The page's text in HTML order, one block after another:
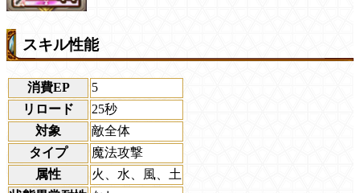
スキル性能
消費EP
5
リロード
25秒
対象
敵全体
タイプ
魔法攻撃
属性
火、水、風、土